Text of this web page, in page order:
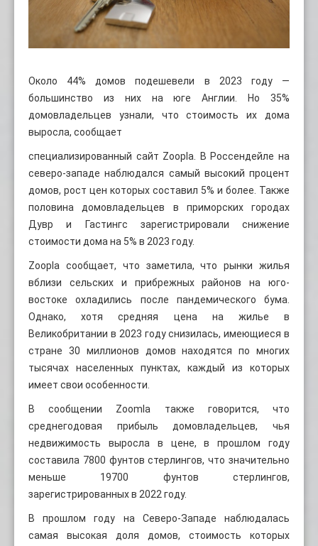
Около 44% домов подешевели в 2023 году —
большинство из них на юге Англии. Но 35%
домовладельцев узнали, что стоимость их дома
выросла, сообщает
специализированный сайт Zoopla. В Россендейле на
северо-западе наблюдался самый высокий процент
домов, рост цен которых составил 5% и более. Также
половина домовладельцев в приморских городах
Дувр и Гастингс зарегистрировали снижение
стоимости дома на 5% в 2023 году.
Zoopla сообщает, что заметила, что рынки жилья
вблизи сельских и прибрежных районов на юго-
востоке охладились после пандемического бума.
Однако, хотя средняя цена на жилье в
Великобритании в 2023 году снизилась, имеющиеся в
стране 30 миллионов домов находятся по многих
тысячах населенных пунктах, каждый из которых
имеет свои особенности.
В сообщении Zoomla также говорится, что
среднегодовая прибыль домовладельцев, чья
недвижимость выросла в цене, в прошлом году
составила 7800 фунтов стерлингов, что значительно
меньше 19700 фунтов стерлингов,
зарегистрированных в 2022 году.
В прошлом году на Северо-Западе наблюдалась
самая высокая доля домов, стоимость которых